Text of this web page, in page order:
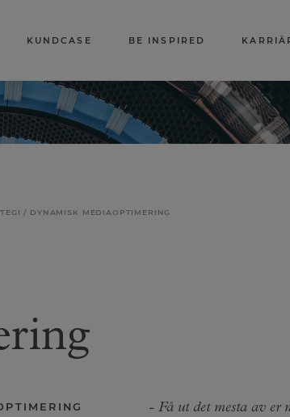
KUNDCASE BE INSPIRED
DYNAMISK MEDIAOPTIMERING
- Få ut det mesta av er